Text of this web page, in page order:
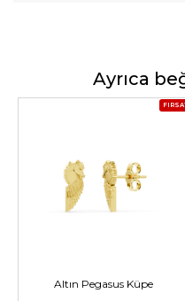
Ayrıca
Altın Pegasus Küpe